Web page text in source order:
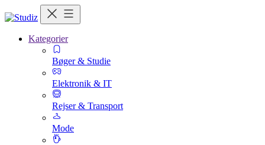
Kategorier
Bøger & Studie
Elektronik & IT
Rejser & Transport
Mode